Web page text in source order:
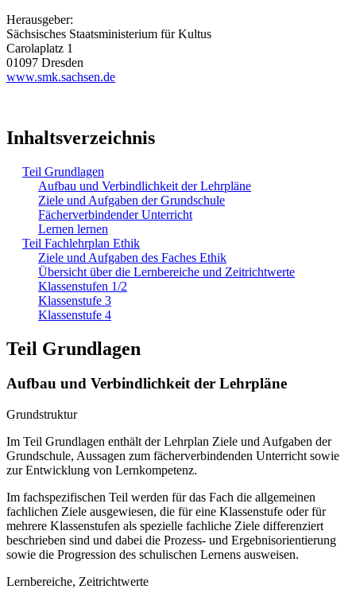
Herausgeber:
Sächsisches Staatsministerium für Kultus
Carolaplatz 1
01097 Dresden
www.smk.sachsen.de
Inhaltsverzeichnis
Teil Grundlagen
Aufbau und Verbindlichkeit der Lehrpläne
Ziele und Aufgaben der Grundschule
Fächerverbindender Unterricht
Lernen lernen
Teil Fachlehrplan Ethik
Ziele und Aufgaben des Faches Ethik
Übersicht über die Lernbereiche und Zeitrichtwerte
Klassenstufen 1/2
Klassenstufe 3
Klassenstufe 4
Teil Grundlagen
Aufbau und Verbindlichkeit der Lehrpläne
Grundstruktur
Im Teil Grundlagen enthält der Lehrplan Ziele und Aufgaben der
Grundschule, Aussagen zum fächerverbindenden Unterricht sowie
zur Entwicklung von Lernkompetenz.
Im fachspezifischen Teil werden für das Fach die allgemeinen
fachlichen Ziele ausgewiesen, die für eine Klassenstufe oder für
mehrere Klassenstufen als spezielle fachliche Ziele differenziert
beschrieben sind und dabei die Prozess- und Ergebnisorientierung
sowie die Progression des schulischen Lernens ausweisen.
Lernbereiche, Zeitrichtwerte